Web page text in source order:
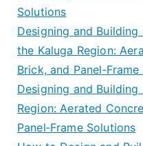
Solutions
Designing and
the Kaluga Region:
Brick, and
Designing and Building
Region: Aerated
Panel‑Frame Solutions